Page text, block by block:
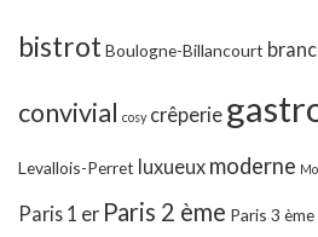
bistrot Boulogne-Billancourt
convivial cosy crêperie
Levallois-Perret luxueux moderne
Paris 1 er Paris 2 ème Paris 3 ème